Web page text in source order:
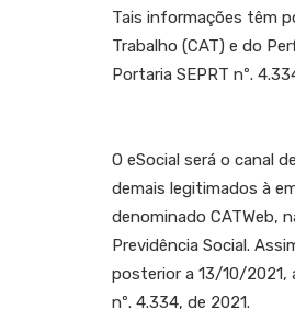
Tais informações têm
Trabalho (CAT) e do
Portaria SEPRT nº.
O eSocial será o canal
demais legitimados à
denominado CATWeb,
Previdência Social.
posterior a 13/10/2021,
nº. 4.334, de 2021.